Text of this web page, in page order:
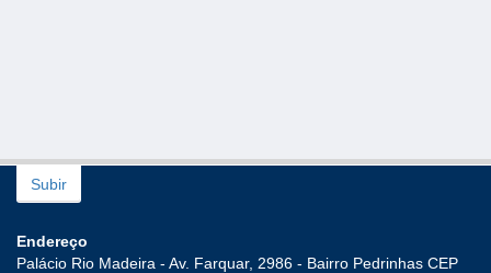
Subir
Endereço
Palácio Rio Madeira - Av. Farquar, 2986 - Bairro Pedrinhas CEP